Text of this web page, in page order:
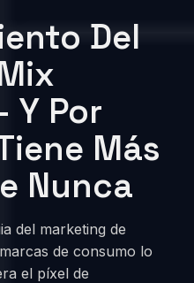
Del
Por
Más
Nunca
del marketing de
de consumo lo
el píxel de